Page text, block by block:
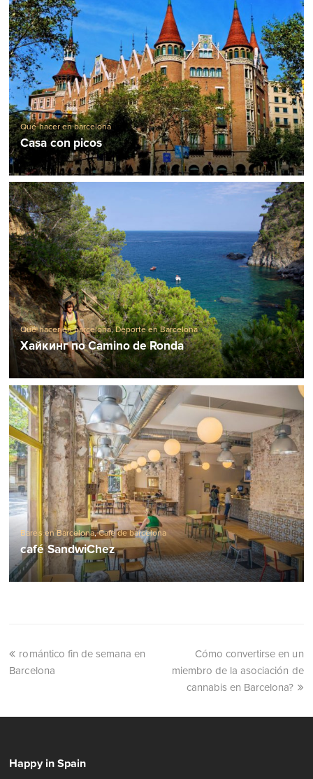
Qué hacer en barcelona
Casa con picos
Qué hacer en barcelona,Deporte en Barcelona
Хайкинг по Camino de Ronda
Bares en Barcelona,Cafe de barcelona
café SandwiChez
romántico fin de semana en
Barcelona
Cómo convertirse en un
miembro de la asociación de
cannabis en Barcelona?
Happy in Spain